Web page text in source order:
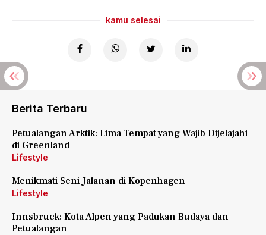
kamu selesai
Berita Terbaru
Petualangan Arktik: Lima Tempat yang Wajib Dijelajahi
di Greenland
Lifestyle
Menikmati Seni Jalanan di Kopenhagen
Lifestyle
Innsbruck: Kota Alpen yang Padukan Budaya dan
Petualangan